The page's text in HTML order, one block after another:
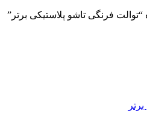
فرنگی تاشو پلاستیکی برتر”